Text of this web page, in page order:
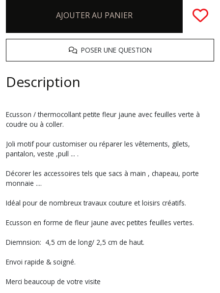
AJOUTER AU PANIER
POSER UNE QUESTION
Description
Ecusson / thermocollant petite fleur jaune avec feuilles verte à
coudre ou à coller.
Joli motif pour customiser ou réparer les vêtements, gilets,
pantalon, veste ,pull ... .
Décorer les accessoires tels que sacs à main , chapeau, porte
monnaie ....
Idéal pour de nombreux travaux couture et loisirs créatifs.
Ecusson en forme de fleur jaune avec petites feuilles vertes.
Diemnsion: 4,5 cm de long/ 2,5 cm de haut.
Envoi rapide & soigné.
Merci beaucoup de votre visite